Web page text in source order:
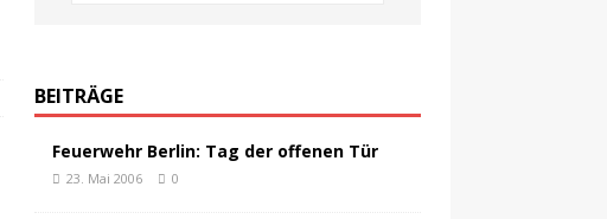
BEITRÄGE
Feuerwehr Berlin: Tag der offenen Tür
23. Mai 2006 0